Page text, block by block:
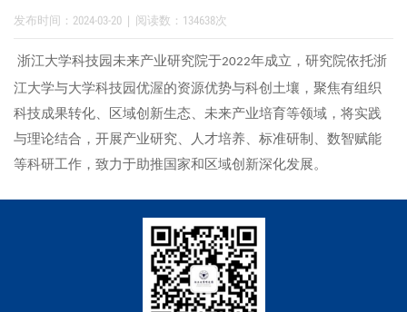
发布时间：2024-03-20 阅读数：134638次
浙江大学科技园未来产业研究院于2022年成立，研究院依托浙
江大学与大学科技园优渥的资源优势与科创土壤，聚焦有组织
科技成果转化、区域创新生态、未来产业培育等领域，将实践
与理论结合，开展产业研究、人才培养、标准研制、数智赋能
等科研工作，致力于助推国家和区域创新深化发展。